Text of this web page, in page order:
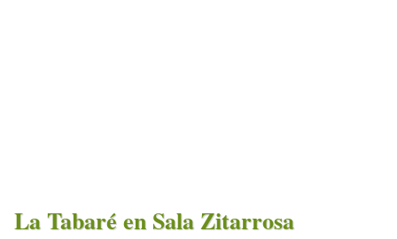
La Tabaré en Sala Zitarrosa